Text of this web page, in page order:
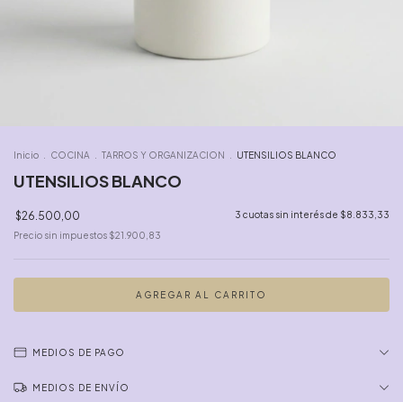
Inicio COCINA TARROS Y ORGANIZACION UTENSILIOS BLANCO
UTENSILIOS BLANCO
$26.500,00 3 cuotas sin interés de $8.833,33
Precio sin impuestos $21.900,83
MEDIOS DE PAGO
MEDIOS DE ENVÍO